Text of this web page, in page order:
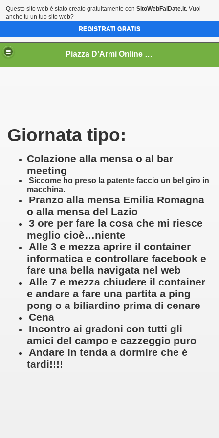
Piazza D'Armi Online - L'Aquila area accoglienza
Giornata tipo:
Colazione alla mensa o al bar
meeting
Siccome ho preso la patente faccio un bel giro in
macchina.
Pranzo alla mensa Emilia Romagna
o alla mensa del Lazio
3 ore per fare la cosa che mi riesce
meglio cioè…niente
Alle 3 e mezza aprire il container
informatica e controllare facebook e
fare una bella navigata nel web
Alle 7 e mezza chiudere il container
e andare a fare una partita a ping
pong o a biliardino prima di cenare
Cena
Incontro ai gradoni con tutti gli
amici del campo e cazzeggio puro
Andare in tenda a dormire che è
tardi!!!!
Questo sito web è stato creato gratuitamente con SitoWebFaiDate.it. Vuoi
anche tu un tuo sito web?
REGISTRATI GRATIS